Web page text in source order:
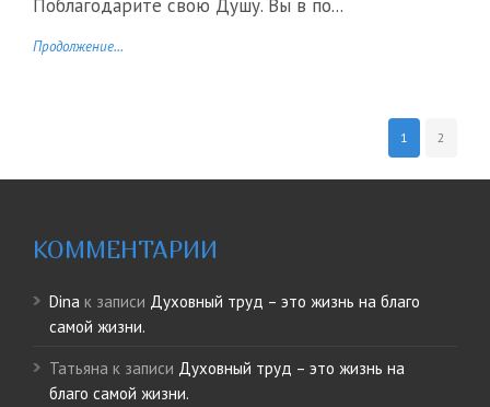
Поблагодарите свою Душу. Вы в по...
Продолжение...
1 2
КОММЕНТАРИИ
Dina к записи Духовный труд – это жизнь на благо
самой жизни.
Татьяна к записи Духовный труд – это жизнь на
благо самой жизни.